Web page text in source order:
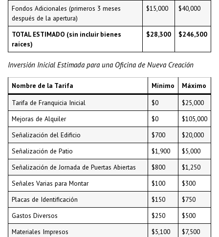
Fondos Adicionales (primeros 3 meses
después de la apertura)
$15,000 $40,000
TOTAL ESTIMADO (sin incluir bienes
raíces)
$28,300 $246,500
Inversión Inicial Estimada para una Oficina de Nueva Creación
Nombre de la Tarifa Mínimo
Máximo
Tarifa de Franquicia Inicial
$0
$25,000
Mejoras de Alquiler
$0
$105,000
Señalización del Edificio
$700
$20,000
Señalización de Patio
$1,900
$5,000
Señalización de Jornada de Puertas Abiertas
$800
$1,250
Señales Varias para Montar
$100
$300
Placas de Identificación
$150
$750
Gastos Diversos
$250
$500
Materiales Impresos
$5,100
$7,500